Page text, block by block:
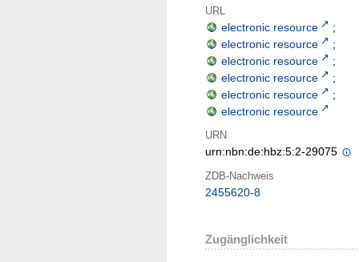
URL
electronic resource
;
electronic resource
;
electronic resource
;
electronic resource
;
electronic resource
;
electronic resource
URN
urn:nbn:de:hbz:5:2-29075
ZDB-Nachweis
2455620-8
Zugänglichkeit